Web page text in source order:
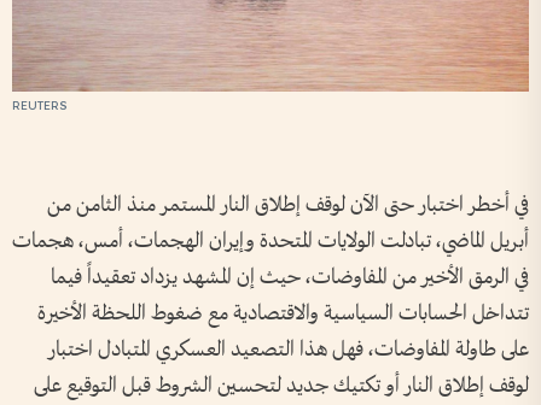
REUTERS
في أخطر اختبار حتى الآن لوقف إطلاق النار المستمر منذ الثامن من
أبريل الماضي، تبادلت الولايات المتحدة وإيران الهجمات، أمس، هجمات
في الرمق الأخير من المفاوضات، حيث إن المشهد يزداد تعقيداً فيما
تتداخل الحسابات السياسية والاقتصادية مع ضغوط اللحظة الأخيرة
على طاولة المفاوضات، فهل هذا التصعيد العسكري المتبادل اختبار
لوقف إطلاق النار أو تكتيك جديد لتحسين الشروط قبل التوقيع على